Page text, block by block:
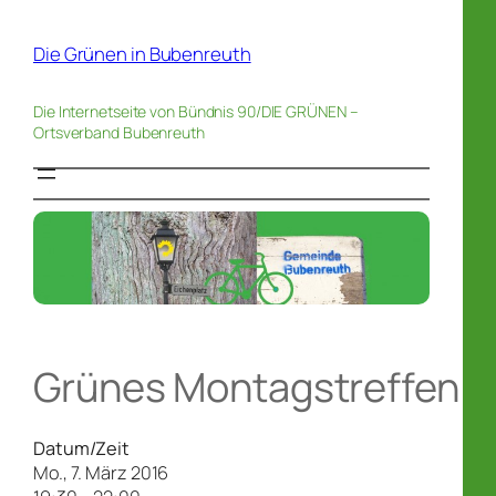
springenDie Grünen in Bubenreuth
Die Internetseite von Bündnis 90/DIE GRÜNEN –
Ortsverband Bubenreuth
Grünes Montagstreffen
Datum/Zeit
Mo., 7. März 2016